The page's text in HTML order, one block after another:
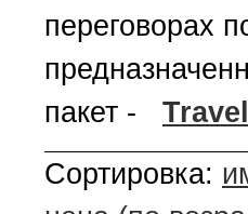
переговорах
пакет -
Сортировка: